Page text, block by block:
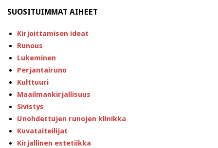
SUOSITUIMMAT AIHEET
Kirjoittamisen ideat
Runous
Lukeminen
Perjantairuno
Kulttuuri
Maailmankirjallisuus
Sivistys
Unohdettujen runojen klinikka
Kuvataiteilijat
Kirjallinen estetiikka